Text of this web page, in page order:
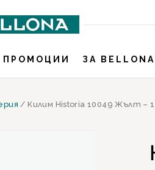
ПРОМОЦИИ ЗА BELLONA
/ Килим Historia 10049 Жълт –